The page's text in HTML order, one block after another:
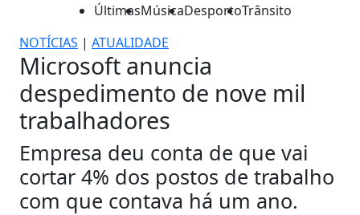
ÚltimasMúsicaDesportoTrânsito
NOTÍCIAS | ATUALIDADE
Microsoft anuncia
despedimento de nove mil
trabalhadores
Empresa deu conta de que vai
cortar 4% dos postos de trabalho
com que contava há um ano.